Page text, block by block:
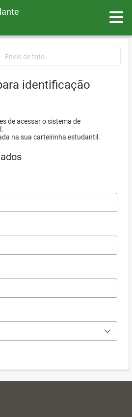
Envio de foto
identificação
de acessar o sistema de
na sua carteirinha estudantil.